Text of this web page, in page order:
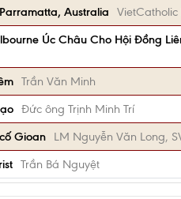
Australia
Úc Châu Cho Hội Đồng
Trần Văn Minh
Đức ông Trịnh Minh Trí
Gioan
LM Nguyễn Văn Long,
Trần Bá Nguyệt